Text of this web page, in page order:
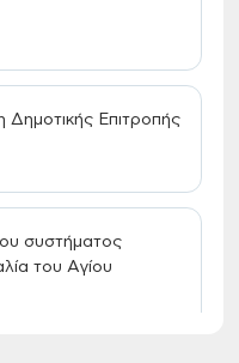
Δημοτικής Επιτροπής
συστήματος
του Αγίου